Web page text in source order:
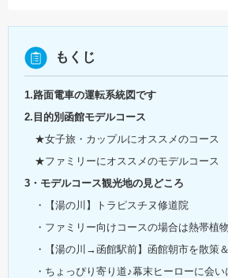
もくじ
1.路面電車の運転系統図です
2.目的別函館モデルコース
★女子旅・カップルにオススメのコース
★ファミリーにオススメのモデルコース
3・モデルコース観光地の見どころ
・【湯の川】トラピスチヌ修道院
・ファミリー向けコースの場合は熱帯植
・【湯の川→函館駅前】函館朝市を散策＆
・ちょっぴり寄り道♪幕末ヒーローに会い